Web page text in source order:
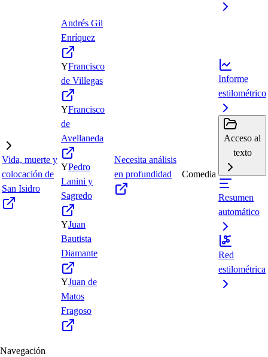
Vida, muerte y
colocación de
San Isidro
Andrés Gil
Enríquez
YFrancisco
de Villegas
YFrancisco
de
Avellaneda
YPedro
Lanini y
Sagredo
YJuan
Bautista
Diamante
YJuan de
Matos
Fragoso
Necesita análisis
en profundidad
Comedia
Informe
estilométrico
Acceso al
texto
Resumen
automático
Red
estilométrica
Navegación